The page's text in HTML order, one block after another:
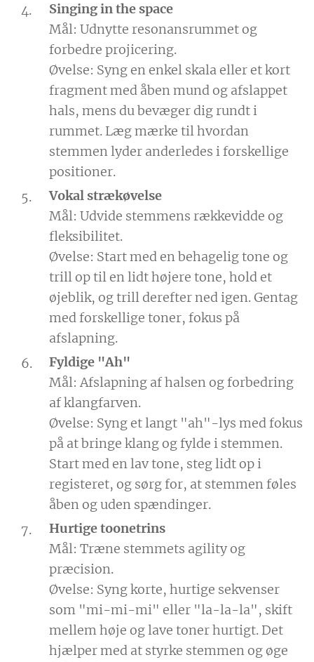
Singing in the space
Mål: Udnytte resonansrummet og
forbedre projicering.
Øvelse: Syng en enkel skala eller et kort
fragment med åben mund og afslappet
hals, mens du bevæger dig rundt i
rummet. Læg mærke til hvordan
stemmen lyder anderledes i forskellige
positioner.
Vokal strækøvelse
Mål: Udvide stemmens rækkevidde og
fleksibilitet.
Øvelse: Start med en behagelig tone og
trill op til en lidt højere tone, hold et
øjeblik, og trill derefter ned igen. Gentag
med forskellige toner, fokus på
afslapning.
Fyldige "Ah"
Mål: Afslapning af halsen og forbedring
af klangfarven.
Øvelse: Syng et langt "ah"-lys med fokus
på at bringe klang og fylde i stemmen.
Start med en lav tone, steg lidt op i
registeret, og sørg for, at stemmen føles
åben og uden spændinger.
Hurtige toonetrins
Mål: Træne stemmets agility og
præcision.
Øvelse: Syng korte, hurtige sekvenser
som "mi-mi-mi" eller "la-la-la", skift
mellem høje og lave toner hurtigt. Det
hjælper med at styrke stemmen og øge